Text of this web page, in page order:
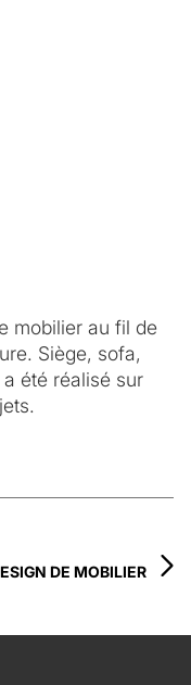
mobilier au fil de
Siège, sofa,
été réalisé sur
DE MOBILIER